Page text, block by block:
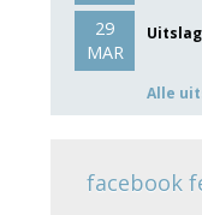
29
MAR
Alle
facebook